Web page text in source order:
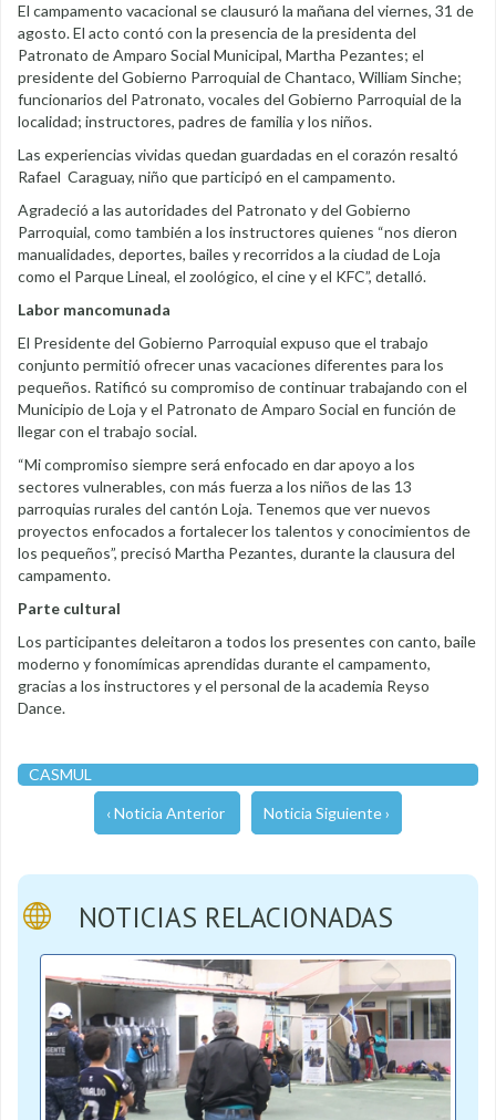
El campamento vacacional se clausuró la mañana del viernes, 31 de
agosto. El acto contó con la presencia de la presidenta del
Patronato de Amparo Social Municipal, Martha Pezantes; el
presidente del Gobierno Parroquial de Chantaco, William Sinche;
funcionarios del Patronato, vocales del Gobierno Parroquial de la
localidad; instructores, padres de familia y los niños.
Las experiencias vividas quedan guardadas en el corazón resaltó
Rafael Caraguay, niño que participó en el campamento.
Agradeció a las autoridades del Patronato y del Gobierno
Parroquial, como también a los instructores quienes “nos dieron
manualidades, deportes, bailes y recorridos a la ciudad de Loja
como el Parque Lineal, el zoológico, el cine y el KFC”, detalló.
Labor mancomunada
El Presidente del Gobierno Parroquial expuso que el trabajo
conjunto permitió ofrecer unas vacaciones diferentes para los
pequeños. Ratificó su compromiso de continuar trabajando con el
Municipio de Loja y el Patronato de Amparo Social en función de
llegar con el trabajo social.
“Mi compromiso siempre será enfocado en dar apoyo a los
sectores vulnerables, con más fuerza a los niños de las 13
parroquias rurales del cantón Loja. Tenemos que ver nuevos
proyectos enfocados a fortalecer los talentos y conocimientos de
los pequeños”, precisó Martha Pezantes, durante la clausura del
campamento.
Parte cultural
Los participantes deleitaron a todos los presentes con canto, baile
moderno y fonomímicas aprendidas durante el campamento,
gracias a los instructores y el personal de la academia Reyso
Dance.
CASMUL
‹ Noticia Anterior Noticia Siguiente ›
NOTICIAS RELACIONADAS